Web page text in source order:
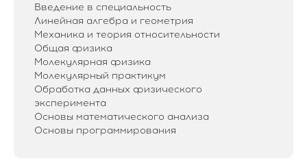
Введение в специальность
Линейная алгебра и геометрия
Механика и теория относительности
Общая физика
Молекулярная физика
Молекулярный практикум
Обработка данных физического
эксперимента
Основы математического анализа
Основы программирования